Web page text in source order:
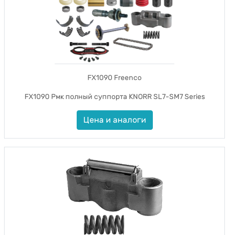
FX1090 Freenco
FX1090 Рмк полный суппорта KNORR SL7-SM7 Series
Цена и аналоги